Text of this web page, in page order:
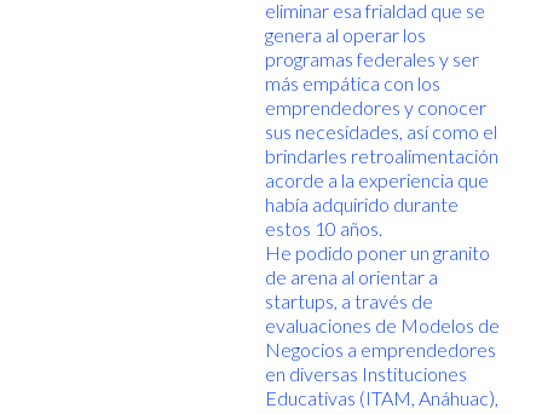
eliminar esa frialdad que se
genera al operar los
programas federales y ser
más empática con los
emprendedores y conocer
sus necesidades, así como el
brindarles retroalimentación
acorde a la experiencia que
había adquirido durante
estos 10 años.
He podido poner un granito
de arena al orientar a
startups, a través de
evaluaciones de Modelos de
Negocios a emprendedores
en diversas Instituciones
Educativas (ITAM, Anáhuac),